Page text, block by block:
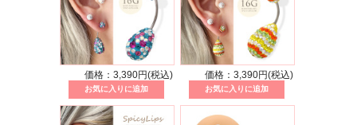
価格：3,390円(税込) 価格：3,390円(税込)